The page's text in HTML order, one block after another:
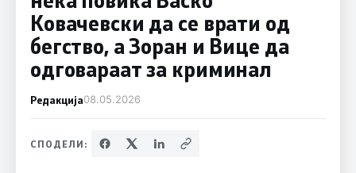
Ковачевски да се врати од
бегство, а Зоран и Вице да
одговараат за криминал
Редакција08.05.2026
СПОДЕЛИ: